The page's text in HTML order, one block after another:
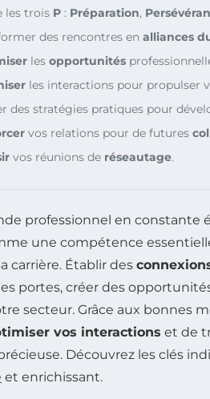
les trois P : Préparation,
des rencontres en alliances
les opportunités
les interactions pour propulser
des stratégies pratiques pour
vos relations pour de futures
vos réunions de réseautage.
professionnel en constante
une compétence
carrière. Établir des
portes, créer des
secteur. Grâce aux bonnes
vos interactions et de
Découvrez les clés
et enrichissant.